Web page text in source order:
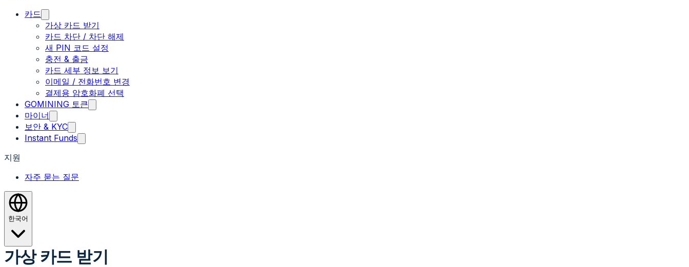
카드
가상 카드 받기
카드 차단 / 차단 해제
새 PIN 코드 설정
충전 & 출금
카드 세부 정보 보기
이메일 / 전화번호 변경
결제용 암호화폐 선택
GOMINING 토큰
마이너
보안 & KYC
Instant Funds
지원
자주 묻는 질문
한국어
가상 카드 받기